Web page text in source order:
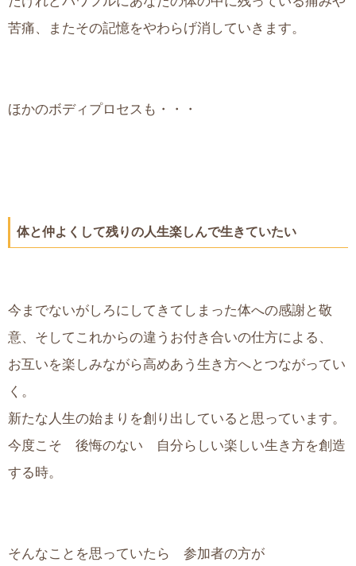
苦痛、またその記憶をやわらげ消していきます。
ほかのボディプロセスも・・・
体と仲よくして残りの人生楽しんで生きていたい
今までないがしろにしてきてしまった体への感謝と敬
意、そしてこれからの違うお付き合いの仕方による、
お互いを楽しみながら高めあう生き方へとつながってい
く。
新たな人生の始まりを創り出していると思っています。
今度こそ 後悔のない 自分らしい楽しい生き方を創造
する時。
そんなことを思っていたら 参加者の方が